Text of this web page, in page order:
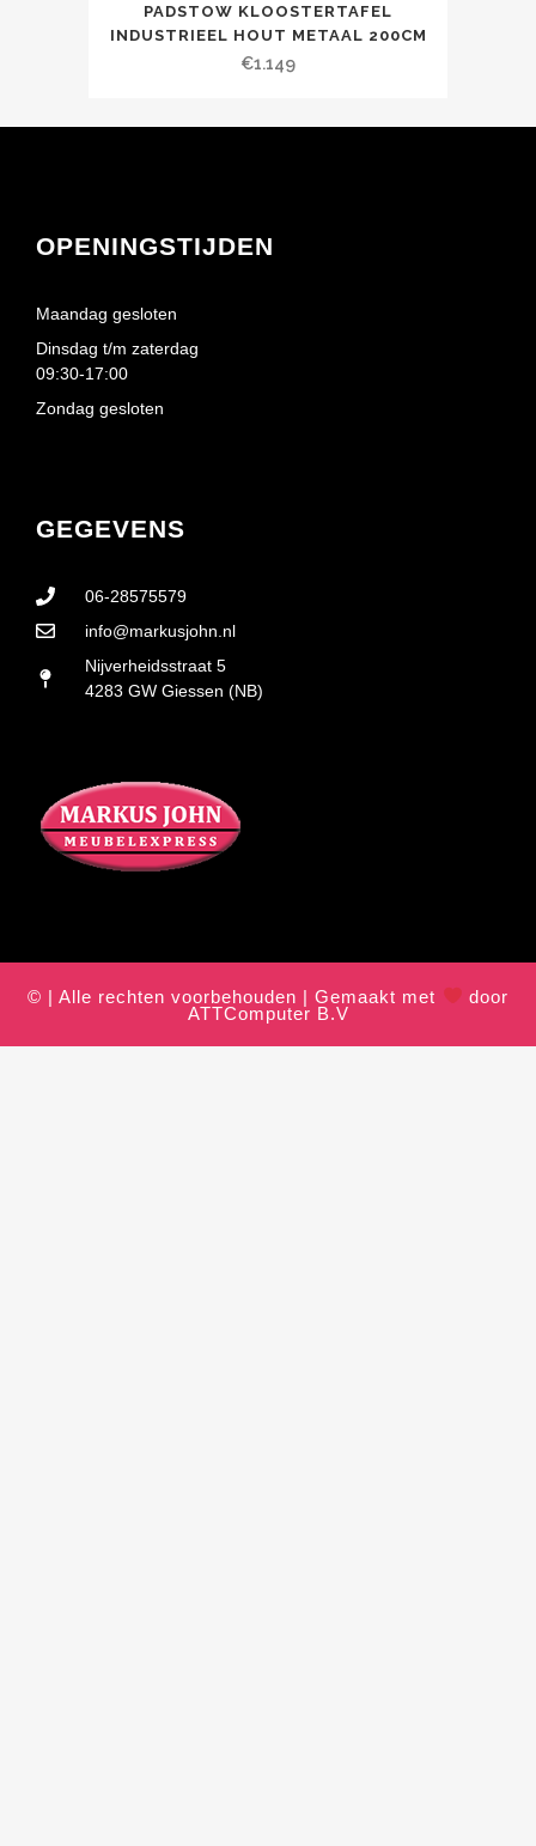
PADSTOW KLOOSTERTAFEL
INDUSTRIEEL HOUT METAAL 200CM
€1.149
GEGEVENS
06-28575579
info@markusjohn.nl
Nijverheidsstraat 5
4283 GW Giessen (NB)
OPENINGSTIJDEN
Maandag gesloten
Dinsdag t/m zaterdag
09:30-17:00
Zondag gesloten
© | Alle rechten voorbehouden | Gemaakt met
door
ATTComputer B.V